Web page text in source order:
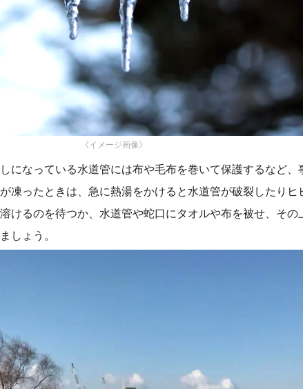
《イメージ画像》
になっている水道管には布や毛布を巻いて保護するなど、
凍ったときは、急に熱湯をかけると水道管が破裂したりヒ
けるのを待つか、水道管や蛇口にタオルや布を被せ、その
しょう。